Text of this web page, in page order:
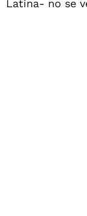
Latina- no se